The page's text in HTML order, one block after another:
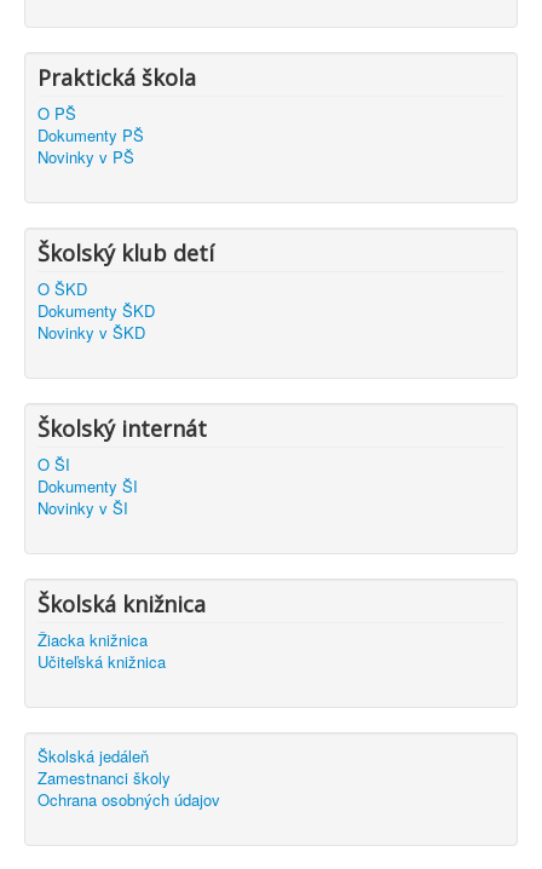
Praktická škola
O PŠ
Dokumenty PŠ
Novinky v PŠ
Školský klub detí
O ŠKD
Dokumenty ŠKD
Novinky v ŠKD
Školský internát
O ŠI
Dokumenty ŠI
Novinky v ŠI
Školská knižnica
Žiacka knižnica
Učiteľská knižnica
Školská jedáleň
Zamestnanci školy
Ochrana osobných údajov